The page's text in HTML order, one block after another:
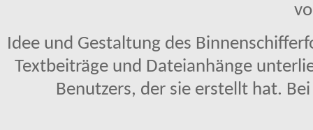
Idee und Gestaltung des
Textbeiträge und Dateianhänge
Benutzers, der sie erstellt hat.